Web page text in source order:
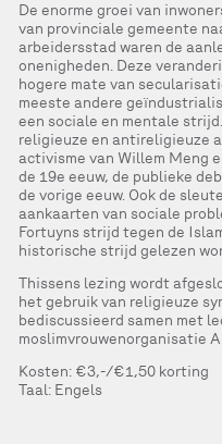
De enorme groei van
van provinciale gemeente
arbeidersstad waren de
onenigheden. Deze
hogere mate van
meeste andere
een sociale en mentale
religieuze en antireligieuze
activisme van Willem Meng
de 19e eeuw, de publieke
de vorige eeuw. Ook de
aankaarten van sociale
Fortuyns strijd tegen de
historische strijd gelezen
Thissens lezing wordt
het gebruik van religieuze
bediscussieerd samen met
moslimvrouwenorganisatie
Kosten: €3,-/€1,50 korting
Taal: Engels